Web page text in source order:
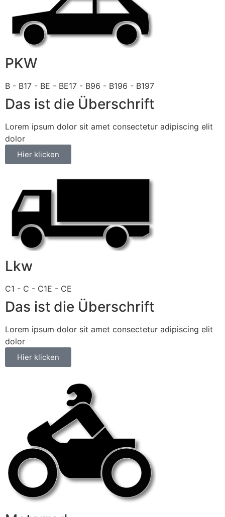
PKW
B - B17 - BE - BE17 - B96 - B196 - B197
Das ist die Überschrift
Lorem ipsum dolor sit amet consectetur adipiscing elit
dolor
Hier klicken
Lkw
C1 - C - C1E - CE
Das ist die Überschrift
Lorem ipsum dolor sit amet consectetur adipiscing elit
dolor
Hier klicken